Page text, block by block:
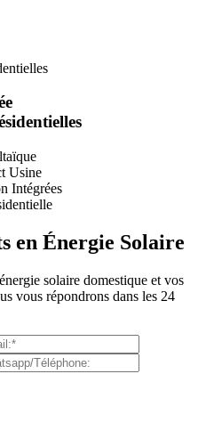
Usine
Intégrées
en Énergie Solaire
solaire domestique et vos
vous répondrons dans les 24